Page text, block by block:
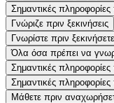
Σημαντικές
Γνώριζε πριν ξεκινήσεις
Γνωρίστε πριν ξεκινήσετε
Όλα όσα πρέπει να
Σημαντικές
Σημαντικές
Μάθετε πριν